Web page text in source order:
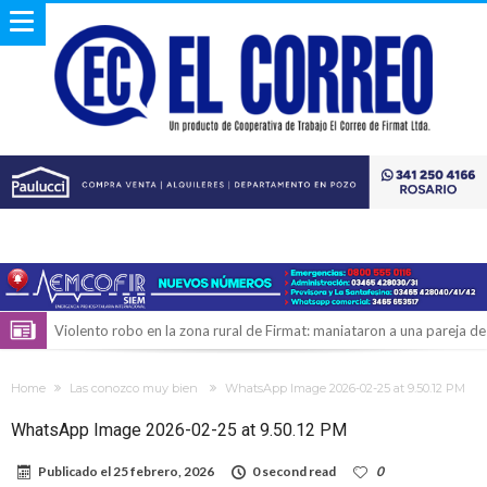
Violento robo en la zona rural de Firmat: maniataron a una pareja de
golosinas para agasajar a los niños en su día
Vuelve el básquet: este viernes arranca el Clausura con agenda
confirmada y planteles renovados
Güemes y Mariano Vera
Home Las conozco muy bien WhatsApp Image 2026-02-25 at 9.50.12 PM
WhatsApp Image 2026-02-25 at 9.50.12 PM
Publicado el 25 febrero, 2026 0 second read 0